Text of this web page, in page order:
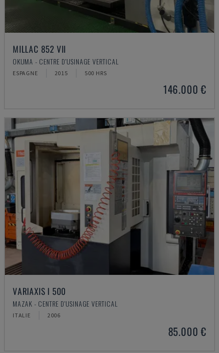
MILLAC 852 VII
OKUMA - CENTRE D'USINAGE VERTICAL
ESPAGNE 2015 500 HRS
146.000 €
VARIAXIS I 500
MAZAK - CENTRE D'USINAGE VERTICAL
ITALIE 2006
85.000 €